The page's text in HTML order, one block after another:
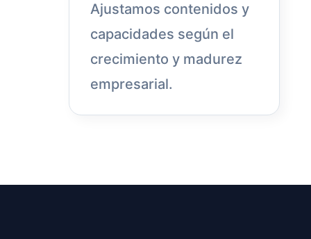
Ajustamos contenidos y
capacidades según el
crecimiento y madurez
empresarial.